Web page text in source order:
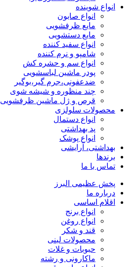
انواع شوینده
انواع صابون
مایع ظرفشویی
مایع دستشویی
انواع سفید کننده
شامپو و نرم کننده
انواع سم و حشره کش
پودر ماشین لباسشویی
ضدعفونی،جرم گیر،بوگیر
چند منظوره و شیشه شوی
قرص و ژل ماشین ظرفشویی
محصولات سلولزی
انواع دستمال
پد بهداشتی
انواع پوشک
بهداشتی، آرایشی
برندها
تماس با ما
پخش عظیمی البرز
درباره ما
اقلام اساسی
انواع برنج
انواع روغن
قند و شکر
محصولات لبنی
حبوبات و غلات
ماکارونی و رشته